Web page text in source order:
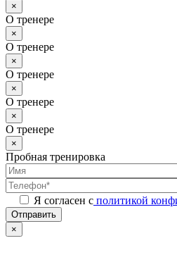
×
О тренере
×
О тренере
×
О тренере
×
О тренере
×
О тренере
×
Пробная тренировка
Я согласен с политикой
Отправить
×